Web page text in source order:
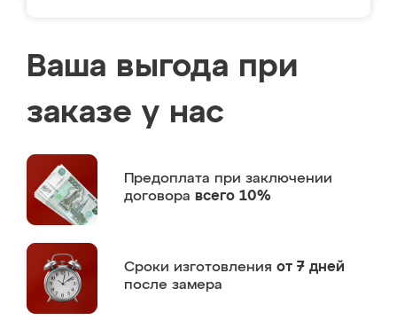
Ваша выгода при
заказе у нас
Предоплата при заключении
договора всего 10%
Сроки изготовления от 7 дней
после замера